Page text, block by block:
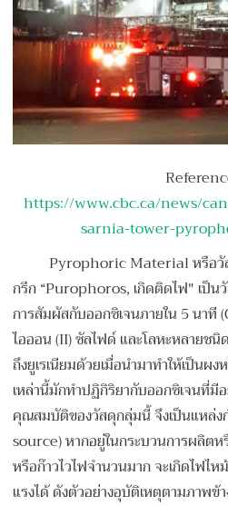
https://www.cbc.ca/news/
sarnia-tower-
Pyrophoric Material หรือวัสดุ
กรีก “Purophoros, เกิดติดไฟ" เป็น
การสัมผัสกับออกซิเจนภายใน 5 นา
ไอออน (II) ซัลไฟด์ และโลหะหลายช
ถึงยูเรเนียมด้วยเมื่อนำมาทำให้เป็นผ
เหล่านี้มักทำปฏิกิริยากับออกซิเจนที่มี
คุณสมบัติของวัสดุกลุ่มนี้ จึงเป็นแหล่
source) หากอยู่ในกระบวนการผลิต
หรือก๊าวไวไฟจำนวนมาก จะเกิดไฟไ
แรงได้ ดังตัวอย่างอุบัติเหตุตามภาพข้